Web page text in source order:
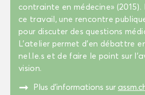
contrainte en mé­de­cine» (2015).
ce tra­vail, une ren­contre
pour dis­cu­ter des ques­tions
L’ate­lier per­met d’en dé­battre
nel.le.s et de faire le point sur
vi­sion.
" Plus d’in­for­ma­tions sur